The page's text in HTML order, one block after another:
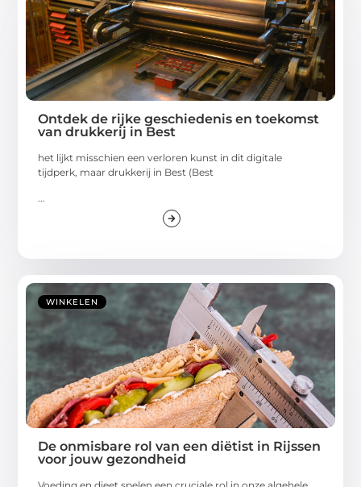
Ontdek de rijke geschiedenis en toekomst
van drukkerij in Best
het lijkt misschien een verloren kunst in dit digitale
tijdperk, maar drukkerij in Best (Best
WINKELEN
De onmisbare rol van een diëtist in Rijssen
voor jouw gezondheid